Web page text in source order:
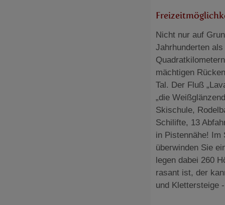
Nicht nur auf
Jahrhunderten
mächtigen
Tal. Der Fluß
„die
Skischule,
Schilifte, 13
in Pistennähe!
überwinden Sie
legen dabei 260
rasant ist, der
und Klettersteige